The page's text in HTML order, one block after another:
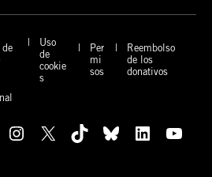
de
Uso
de
cookie
s
Per
mi
sos
Reembolso
de los
donativos
Instagram X TikTok Bluesky LinkedIn YouTube